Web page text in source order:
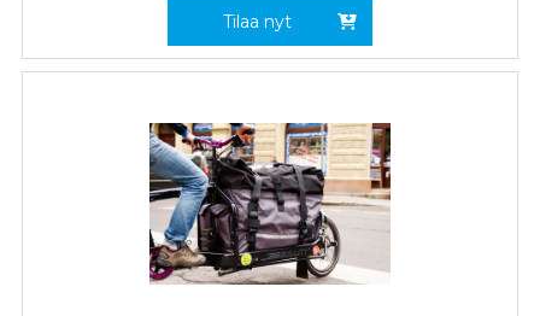
Tilaa nyt